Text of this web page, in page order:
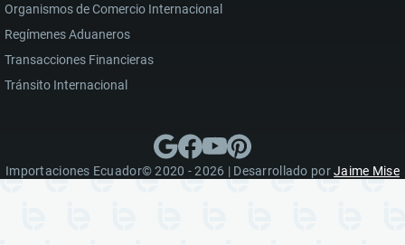
Organismos de Comercio Internacional
Regímenes Aduaneros
Transacciones Financieras
Tránsito Internacional
Importaciones Ecuador© 2020 - 2026 | Desarrollado porJaime Mise